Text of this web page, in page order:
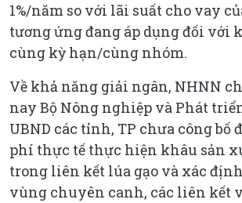
1%/năm so với lãi suất cho vay
tương ứng đang áp dụng đối với
cùng kỳ hạn/cùng nhóm.
Về khả năng giải ngân, NHNN
nay Bộ Nông nghiệp và Phát
UBND các tỉnh, TP chưa công
phí thực tế thực hiện khâu sản
trong liên kết lúa gạo và xác
vùng chuyên canh, các liên kết